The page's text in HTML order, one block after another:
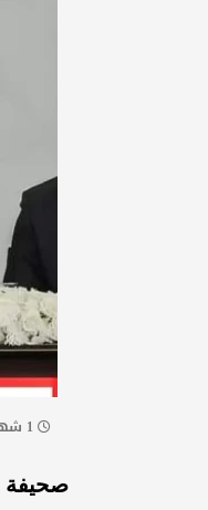
صحيفة